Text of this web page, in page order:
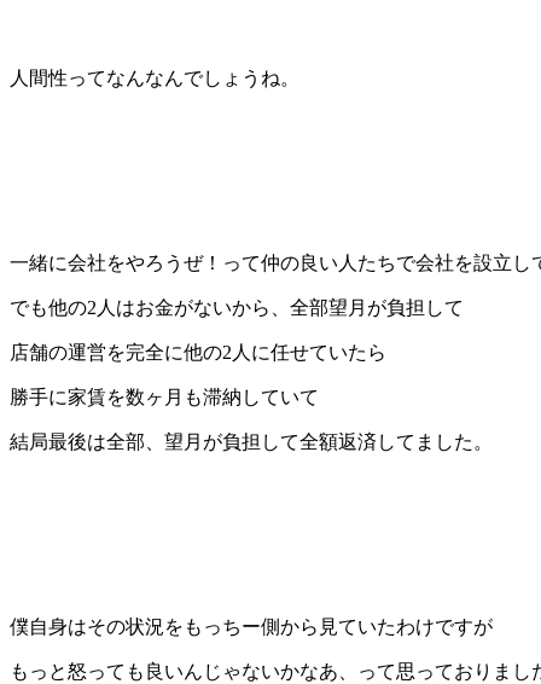
人間性ってなんなんでしょうね。
一緒に会社をやろうぜ！って仲の良い人たちで会社を設立し
でも他の2人はお金がないから、全部望月が負担して
店舗の運営を完全に他の2人に任せていたら
勝手に家賃を数ヶ月も滞納していて
結局最後は全部、望月が負担して全額返済してました。
僕自身はその状況をもっちー側から見ていたわけですが
もっと怒っても良いんじゃないかなあ、って思っておりまし